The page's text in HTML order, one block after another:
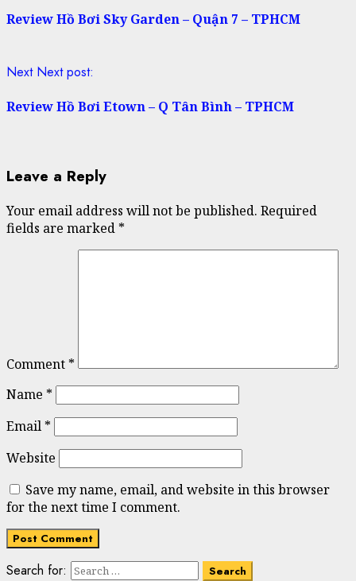
Review Hồ Bơi Sky Garden – Quận 7 – TPHCM
Next Next post:
Review Hồ Bơi Etown – Q Tân Bình – TPHCM
Leave a Reply
Your email address will not be published. Required
fields are marked *
Comment *
Name *
Email *
Website
Save my name, email, and website in this browser
for the next time I comment.
Search for: